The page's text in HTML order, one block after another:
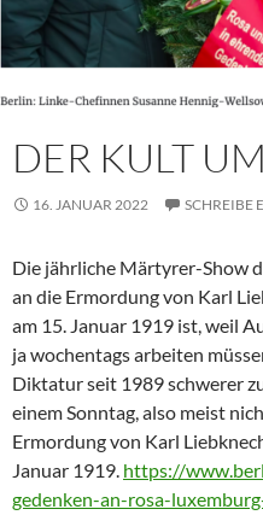
DER KULT
16. JANUAR 2022 SCHREIBE
Die jährliche Märtyrer-Show
an die Ermordung von Karl
am 15. Januar 1919 ist, weil
ja wochentags arbeiten
Diktatur seit 1989 schwerer
einem Sonntag, also meist
Ermordung von Karl
Januar 1919. https://
gedenken-an-rosa-